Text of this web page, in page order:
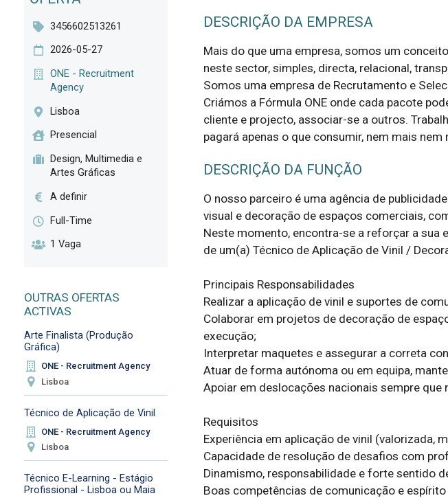
3456602513261
2026-05-27
ONE - Recruitment
Agency
Lisboa
Presencial
Design, Multimedia e
Artes Gráficas
A definir
Full-Time
1 Vaga
OUTRAS OFERTAS
ACTIVAS
Arte Finalista (Produção
Gráfica)
ONE - Recruitment Agency
Lisboa
Técnico de Aplicação de Vinil
ONE - Recruitment Agency
Lisboa
Técnico E-Learning - Estágio
Profissional - Lisboa ou Maia
DESCRIÇÃO DA EMPRESA
Mais do que uma empresa, somos um
neste sector, simples, directa, relacional,
Somos uma empresa de Recrutamento e
Criámos a Fórmula ONE onde cada pacote
cliente e projecto, associar-se a outros.
pagará apenas o que consumir, nem mais nem
DESCRIÇÃO DA FUNÇÃO
O nosso parceiro é uma agência de
visual e decoração de espaços comerciais,
Neste momento, encontra-se a reforçar a sua
de um(a) Técnico de Aplicação de Vinil /
Principais Responsabilidades
Realizar a aplicação de vinil e suportes de
Colaborar em projetos de decoração de
execução;
Interpretar maquetes e assegurar a correta
Atuar de forma autónoma ou em equipa,
Apoiar em deslocações nacionais sempre que
Requisitos
Experiência em aplicação de vinil (valorizada,
Capacidade de resolução de desafios com
Dinamismo, responsabilidade e forte sentido
Boas competências de comunicação e espírito